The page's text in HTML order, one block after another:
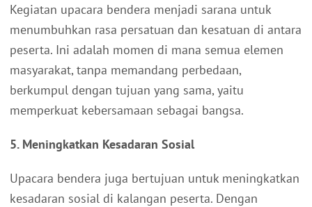
Kegiatan upacara bendera menjadi sarana untuk
menumbuhkan rasa persatuan dan kesatuan di antara
peserta. Ini adalah momen di mana semua elemen
masyarakat, tanpa memandang perbedaan,
berkumpul dengan tujuan yang sama, yaitu
memperkuat kebersamaan sebagai bangsa.
5. Meningkatkan Kesadaran Sosial
Upacara bendera juga bertujuan untuk meningkatkan
kesadaran sosial di kalangan peserta. Dengan